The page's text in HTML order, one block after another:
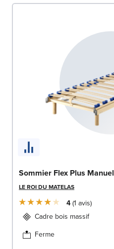
Sommier Flex Plus Manuel
LE ROI DU MATELAS
4 1 avis
Cadre bois massif
Ferme